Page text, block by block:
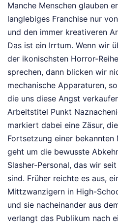
Manche Menschen glauben
langlebiges Franchise nur
und den immer kreativeren
Das ist ein Irrtum. Wenn wir
der ikonischsten Horror-
sprechen, dann blicken wir
mechanische Apparaturen,
die uns diese Angst
Arbeitstitel Punkt
markiert dabei eine Zäsur,
Fortsetzung einer bekannten
geht um die bewusste
Slasher-Personal, das wir
sind. Früher reichte es aus,
Mittzwanzigern in High-
und sie nacheinander aus
verlangt das Publikum nach